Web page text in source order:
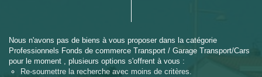
Nous n'avons pas de biens à vous proposer dans la catégorie
Professionnels Fonds de commerce Transport / Garage Transport/Cars
pour le moment , plusieurs options s'offrent à vous :
Re-soumettre la recherche avec moins de critères.